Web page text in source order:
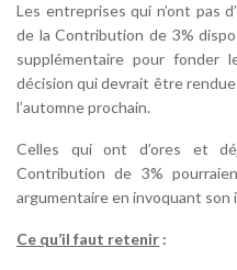
Les entreprises qui n’ont pas
de la Contribution de 3%
supplémentaire pour fonder
décision qui devrait être
l’automne prochain.
Celles qui ont d’ores et
Contribution de 3%
argumentaire en invoquant
Ce qu’il faut retenir :